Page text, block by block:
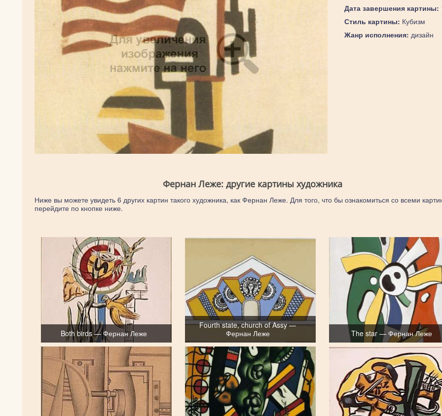
Дата завершения картины:
Стиль картины: Кубизм
Жанр исполнения: дизайн
Фернан Леже: другие картины художника
Ниже вы можете увидеть 6 других картин такого художника, как Фернан Леже. Для того, что бы ознакомиться со всеми
перейдите по кнопке ниже.
Both birds — Фернан Леже
Fourth state, church of Assy —
Фернан Леже
The star — Фернан Леже